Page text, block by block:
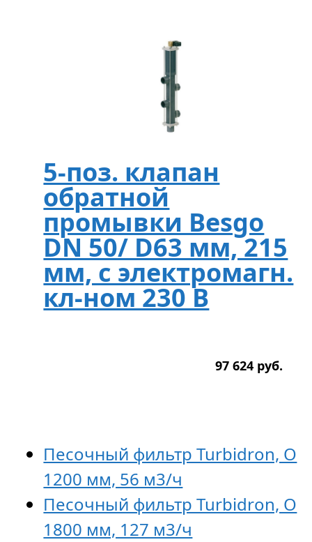
5-поз. клапан
обратной
промывки Besgo
DN 50/ D63 мм, 215
мм, с электромагн.
кл-ном 230 В
97 624 руб.
Песочный фильтр Turbidron, O
1200 мм, 56 м3/ч
Песочный фильтр Turbidron, O
1800 мм, 127 м3/ч